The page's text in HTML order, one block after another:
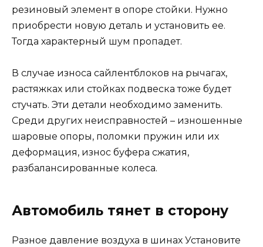
резиновый элемент в опоре стойки. Нужно
приобрести новую деталь и установить ее.
Тогда характерный шум пропадет.
В случае износа сайлентблоков на рычагах,
растяжках или стойках подвеска тоже будет
стучать. Эти детали необходимо заменить.
Среди других неисправностей – изношенные
шаровые опоры, поломки пружин или их
деформация, износ буфера сжатия,
разбалансированные колеса.
Автомобиль тянет в сторону
Разное давление воздуха в шинах Установите